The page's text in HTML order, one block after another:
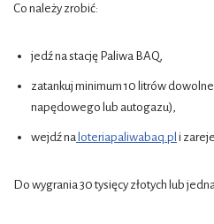
Co należy zrobić:
jedź na stację Paliwa BAQ,
zatankuj minimum 10 litrów
napędowego lub autogazu),
wejdź na loteriapaliwabaq.pl i
Do wygrania 30 tysięcy złotych lub